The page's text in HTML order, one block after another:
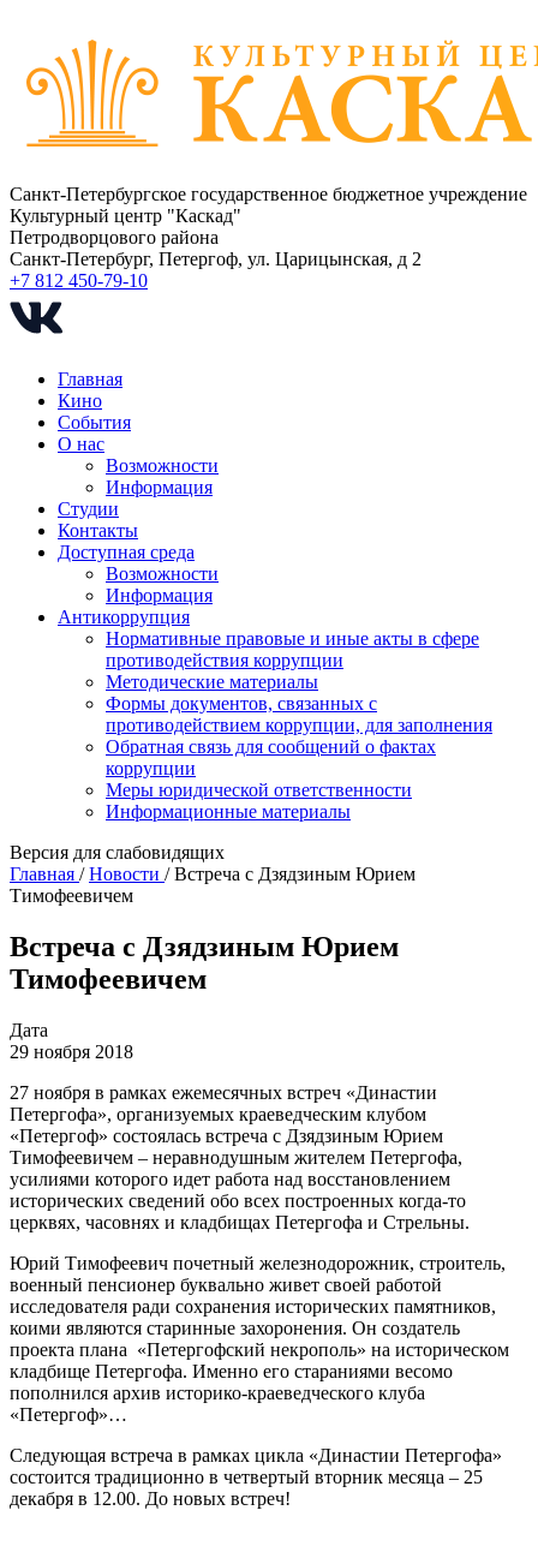
Санкт-Петербургское государственное бюджетное учреждение
Культурный центр "Каскад"
Петродворцового района
Санкт-Петербург, Петергоф, ул. Царицынская, д 2
+7 812 450-79-10
Главная
Кино
События
О нас
Возможности
Информация
Студии
Контакты
Доступная среда
Возможности
Информация
Антикоррупция
Нормативные правовые и иные акты в сфере
противодействия коррупции
Методические материалы
Формы документов, связанных с
противодействием коррупции, для заполнения
Обратная связь для сообщений о фактах
коррупции
Меры юридической ответственности
Информационные материалы
Версия для слабовидящих
Главная /Новости /Встреча с Дзядзиным Юрием
Тимофеевичем
Встреча с Дзядзиным Юрием
Тимофеевичем
Дата
29 ноября 2018
27 ноября в рамках ежемесячных встреч «Династии
Петергофа», организуемых краеведческим клубом
«Петергоф» состоялась встреча с Дзядзиным Юрием
Тимофеевичем – неравнодушным жителем Петергофа,
усилиями которого идет работа над восстановлением
исторических сведений обо всех построенных когда-то
церквях, часовнях и кладбищах Петергофа и Стрельны.
Юрий Тимофеевич почетный железнодорожник, строитель,
военный пенсионер буквально живет своей работой
исследователя ради сохранения исторических памятников,
коими являются старинные захоронения. Он создатель
проекта плана «Петергофский некрополь» на историческом
кладбище Петергофа. Именно его стараниями весомо
пополнился архив историко-краеведческого клуба
«Петергоф»…
Следующая встреча в рамках цикла «Династии Петергофа»
состоится традиционно в четвертый вторник месяца – 25
декабря в 12.00. До новых встреч!